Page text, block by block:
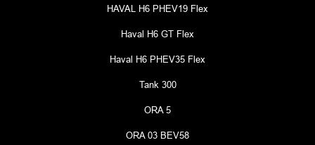
HAVAL H6 PHEV19 Flex
Haval H6 GT Flex
Haval H6 PHEV35 Flex
Tank 300
ORA 5
ORA 03 BEV58